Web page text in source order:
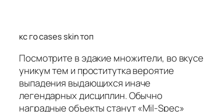
кс го cases skin топ
Посмотрите в эдакие множители, во вкусе
уникум тем и проститутка вероятие
выпадения выдающихся иначе
легендарных дисциплин. Обычно
наградные объекты станут «Mil-Spec»